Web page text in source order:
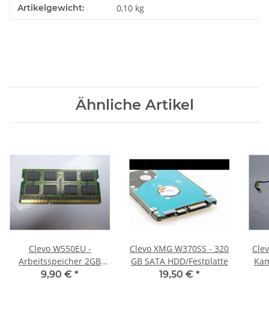
Artikelgewicht: 0,10 kg
Ähnliche Artikel
Clevo W550EU -
Arbeitsspeicher 2GB
RAM Memory DDR3
9,90 € *
Clevo XMG W370SS - 320
GB SATA HDD/Festplatte
19,50 € *